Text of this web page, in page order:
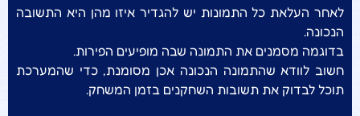
לאחר העלאת כל התמונות יש להגדיר איזו מהן היא התשובה
הנכונה.
בדוגמה מסמנים את התמונה שבה מופיעים הפירות.
חשוב לוודא שהתמונה הנכונה אכן מסומנת, כדי שהמערכת
תוכל לבדוק את תשובות השחקנים בזמן המשחק.